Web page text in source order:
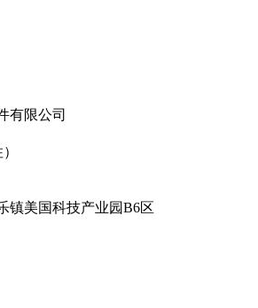
有限公司
镇美国科技产业园B6区